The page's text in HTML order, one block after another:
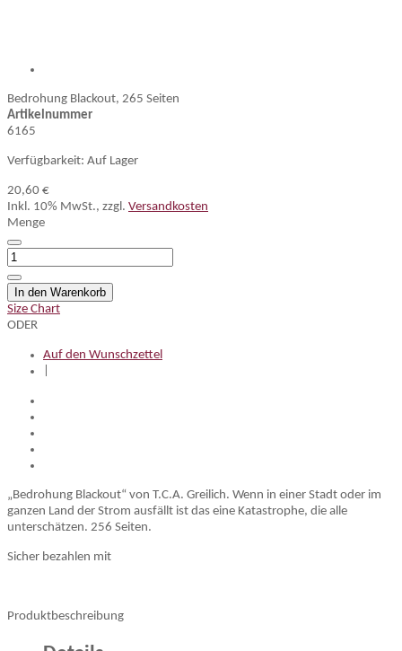
Bedrohung Blackout, 265 Seiten
Artikelnummer
6165
Verfügbarkeit: Auf Lager
20,60 €
Inkl. 10% MwSt., zzgl. Versandkosten
Menge
In den Warenkorb
Size Chart
ODER
Auf den Wunschzettel
„Bedrohung Blackout“ von T.C.A. Greilich. Wenn in einer Stadt oder im
ganzen Land der Strom ausfällt ist das eine Katastrophe, die alle
unterschätzen. 256 Seiten.
Sicher bezahlen mit
Produktbeschreibung